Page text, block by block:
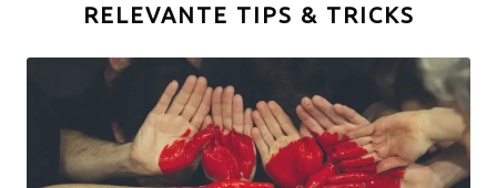
RELEVANTE TIPS & TRICKS